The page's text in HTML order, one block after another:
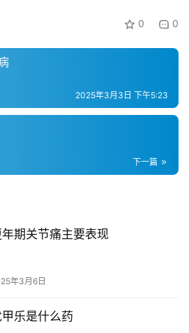
0 0
2025年3月3日 下午5:23
下一篇
年期关节痛主要表现
年3月6日
乐是什么药